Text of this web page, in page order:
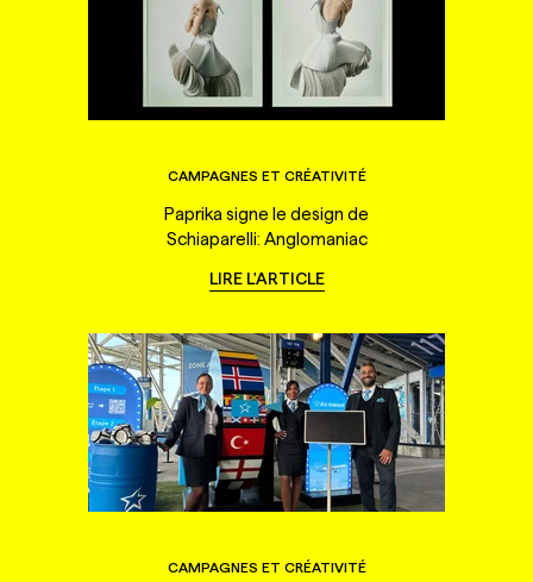
CAMPAGNES ET CRÉATIVITÉ
Paprika signe le design de
Schiaparelli: Anglomaniac
LIRE L'ARTICLE
CAMPAGNES ET CRÉATIVITÉ